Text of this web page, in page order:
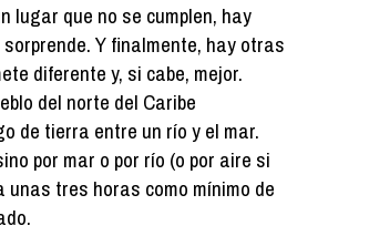
que no se cumplen, hay
Y finalmente, hay otras
diferente y, si cabe, mejor.
del norte del Caribe
de tierra entre un río y el mar.
por mar o por río (o por aire si
unas tres horas como mínimo de